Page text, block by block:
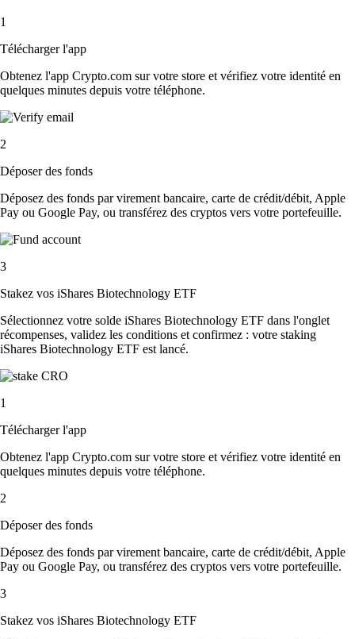
1
Télécharger l'app
Obtenez l'app Crypto.com sur votre store et vérifiez votre identité en
quelques minutes depuis votre téléphone.
2
Déposer des fonds
Déposez des fonds par virement bancaire, carte de crédit/débit, Apple
Pay ou Google Pay, ou transférez des cryptos vers votre portefeuille.
3
Stakez vos iShares Biotechnology ETF
Sélectionnez votre solde iShares Biotechnology ETF dans l'onglet
récompenses, validez les conditions et confirmez : votre staking
iShares Biotechnology ETF est lancé.
1
Télécharger l'app
Obtenez l'app Crypto.com sur votre store et vérifiez votre identité en
quelques minutes depuis votre téléphone.
2
Déposer des fonds
Déposez des fonds par virement bancaire, carte de crédit/débit, Apple
Pay ou Google Pay, ou transférez des cryptos vers votre portefeuille.
3
Stakez vos iShares Biotechnology ETF